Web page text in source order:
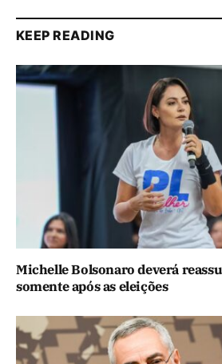
KEEP READING
Michelle Bolsonaro deverá
somente após as eleições